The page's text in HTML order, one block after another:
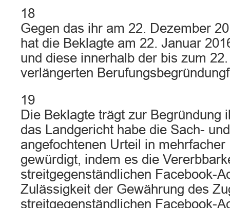
18
Gegen das ihr am 22. Dezember
hat die Beklagte am 22. Januar
und diese innerhalb der bis zum
verlängerten
19
Die Beklagte trägt zur Begründung
das Landgericht habe die Sach-
angefochtenen Urteil in
gewürdigt, indem es die
streitgegenständlichen Facebook-
Zulässigkeit der Gewährung des
streitgegenständlichen Facebook-